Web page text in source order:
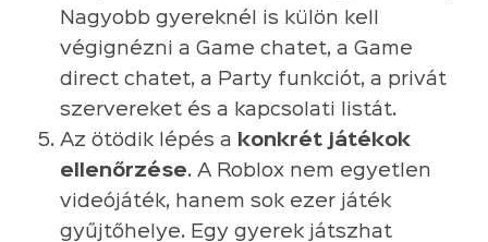
Nagyobb gyereknél is külön kell
végignézni a Game chatet, a Game
direct chatet, a Party funkciót, a privát
szervereket és a kapcsolati listát.
Az ötödik lépés a
konkrét játékok
ellenőrzése. A Roblox nem egyetlen
videójáték, hanem sok ezer játék
gyűjtőhelye. Egy gyerek játszhat